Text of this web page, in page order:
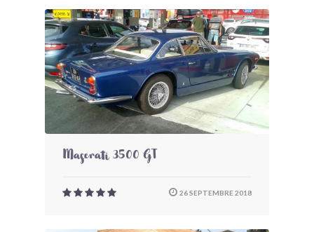
Maserati 3500 GT
26 SEPTEMBRE 2018